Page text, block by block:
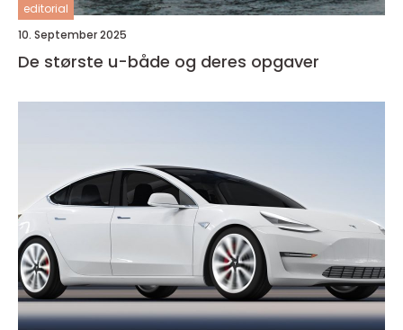
editorial
10. September 2025
De største u-både og deres opgaver